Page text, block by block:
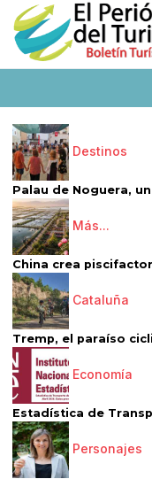
Destinos
Palau de Noguera,
Más...
China crea
Cataluña
Tremp, el paraíso
Economía
Estadística de
Personajes